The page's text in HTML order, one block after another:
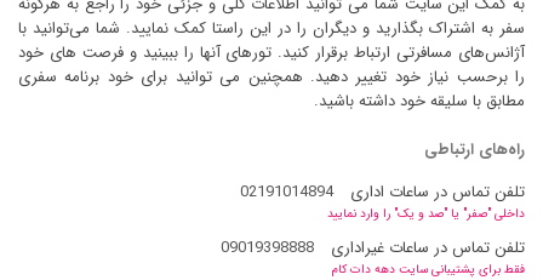
سفر به اشتراک بگذارید و دیگران را در این راستا کمک نمایید. شما می‌توانید با
آژانس‌های مسافرتی ارتباط برقرار کنید. تورهای آنها را ببینید و فرصت های خود
را برحسب نیاز خود تغییر دهید. همچنین می توانید برای خود برنامه سفری
مطابق با سلیقه خود داشته باشید.
راه‌های ارتباطی
تلفن تماس در ساعات اداری
02191014894
داخلی "صفر" یا "صد و یک" را وارد نمایید
تلفن تماس در ساعات غیراداری 09019398888
فقط برای پشتیبانی سایت دهه دات کام